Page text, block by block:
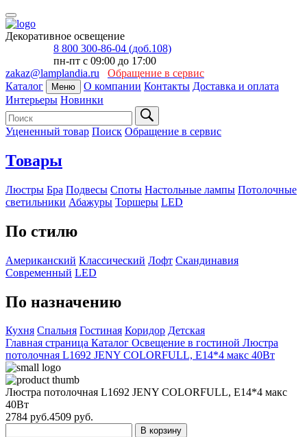
Декоративное освещение
8 800 300-86-04 (доб.108)
пн-пт с 09:00 до 17:00
zakaz@lamplandia.ru
Обращение в сервис
Каталог
Меню О компании Контакты Доставка и оплата
Интерьеры Новинки
Уцененный товар Поиск Обращение в сервис
Товары
Люстры Бра Подвесы Споты Настольные лампы Потолочные
светильники Абажуры Торшеры LED
По стилю
Американский Классический Лофт Скандинавия
Современный LED
По назначению
Кухня Спальня Гостиная Коридор Детская
Главная страница Каталог Освещение в гостиной Люстра
потолочная L1692 JENY COLORFULL, E14*4 макс 40Вт
Люстра потолочная L1692 JENY COLORFULL, E14*4 макс
40Вт
2784 руб.4509 руб.
В корзину